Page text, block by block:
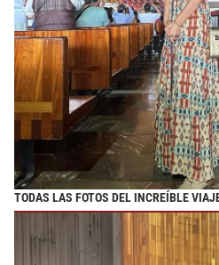
TODAS LAS FOTOS DEL INCREÍBLE